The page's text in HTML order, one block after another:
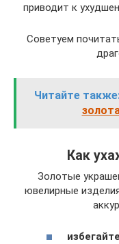
приводит к
Советуем
Читайте
Как
Золотые
ювелирные